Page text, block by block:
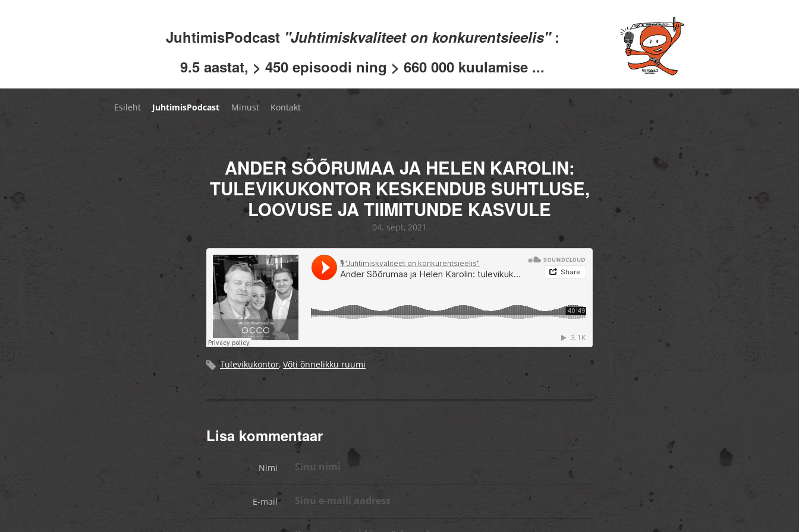
JuhtimisPodcast "Juhtimiskvaliteet on konkurentsieelis" :
9.5 aastat, > 450 episoodi ning > 660 000 kuulamise ...
Esileht JuhtimisPodcast Minust Kontakt
ANDER SÕÕRUMAA JA HELEN KAROLIN:
TULEVIKUKONTOR KESKENDUB SUHTLUSE,
LOOVUSE JA TIIMITUNDE KASVULE
04. sept, 2021
Tulevikukontor, Võti õnnelikku ruumi
Lisa kommentaar
Nimi
E-mail